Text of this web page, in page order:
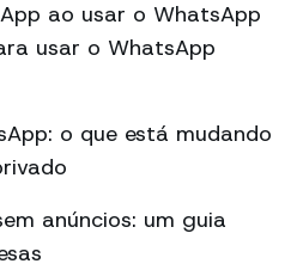
ao usar o WhatsApp
usar o WhatsApp
o que está mudando
anúncios: um guia